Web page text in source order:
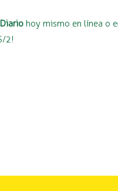
hoy mismo en línea o
2!